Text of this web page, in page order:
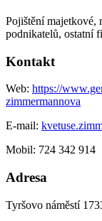
Pojištění majetkové,
podnikatelů, ostatní
Kontakt
Web: https://
zimmermannova
E-mail:
Mobil: 724 342 914
Adresa
Tyršovo náměstí